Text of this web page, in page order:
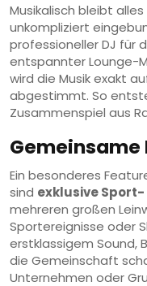
Musikalisch bleibt
unkompliziert
professioneller DJ für
entspannter Lounge-
wird die Musik exakt
abgestimmt. So
Zusammenspiel aus
Ein besonderes
sind exklusive
mehreren großen
Sportereignisse oder
erstklassigem Sound,
die Gemeinschaft
Unternehmen oder